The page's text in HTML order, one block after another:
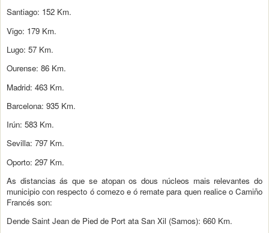
Santiago: 152 Km.
Vigo: 179 Km.
Lugo: 57 Km.
Ourense: 86 Km.
Madrid: 463 Km.
Barcelona: 935 Km.
Irún: 583 Km.
Sevilla: 797 Km.
Oporto: 297 Km.
As distancias ás que se atopan os dous núcleos mais relevantes do
municipio con respecto ó comezo e ó remate para quen realice o Camiño
Francés son:
Dende Saint Jean de Pied de Port ata San Xil (Samos): 660 Km.